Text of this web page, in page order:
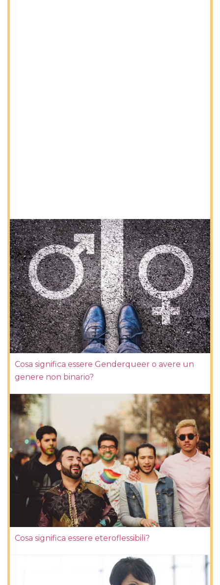
Cosa significa essere Genderqueer o avere un
genere non binario?
Cosa significa essere eteroflessibili?